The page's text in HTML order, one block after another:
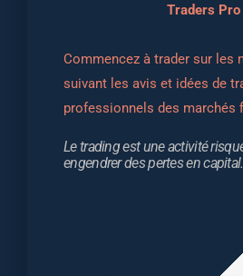
Traders Pro
Commencez à trader sur les
suivant les avis et idées de
professionnels des marchés
Le trading est une activité
engendrer des pertes en capital.